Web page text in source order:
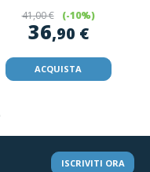
41,00 € (-10%)
36,90 €
ACQUISTA
ISCRIVITI ORA